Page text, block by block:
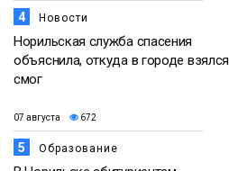
4 Новости
Норильская служба спасения
объяснила, откуда в городе взялся
смог
07 августа 672
5 Образование